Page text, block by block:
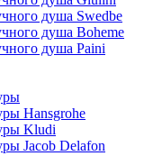
душа Swedbe
душа Boheme
душа Paini
Hansgrohe
Kludi
Jacob Delafon